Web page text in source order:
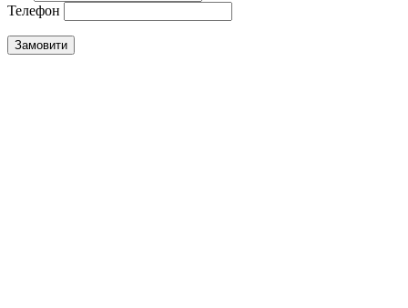
Телефон
Замовити